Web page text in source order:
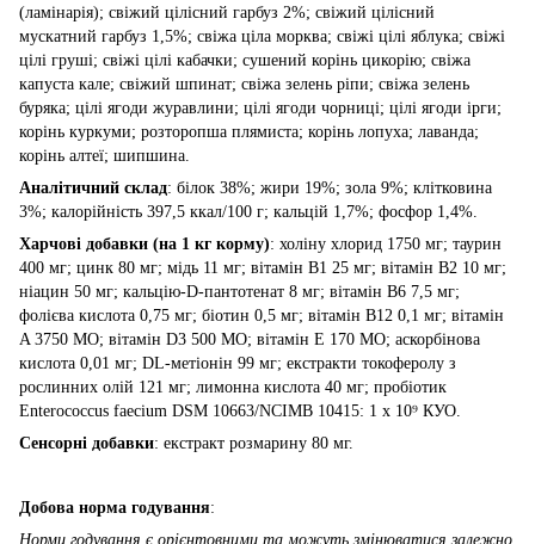
(ламінарія); свіжий цілісний гарбуз 2%; свіжий цілісний
мускатний гарбуз 1,5%; свіжа ціла морква; свіжі цілі яблука; свіжі
цілі груші; свіжі цілі кабачки; сушений корінь цикорію; свіжа
капуста кале; свіжий шпинат; свіжа зелень ріпи; свіжа зелень
буряка; цілі ягоди журавлини; цілі ягоди чорниці; цілі ягоди ірги;
корінь куркуми; розторопша плямиста; корінь лопуха; лаванда;
корінь алтеї; шипшина.
Аналітичний склад: білок 38%; жири 19%; зола 9%; клітковина
3%; калорійність 397,5 ккал/100 г; кальцій 1,7%; фосфор 1,4%.
Харчові добавки (на 1 кг корму): холіну хлорид 1750 мг; таурин
400 мг; цинк 80 мг; мідь 11 мг; вітамін B1 25 мг; вітамін B2 10 мг;
ніацин 50 мг; кальцію-D-пантотенат 8 мг; вітамін B6 7,5 мг;
фолієва кислота 0,75 мг; біотин 0,5 мг; вітамін B12 0,1 мг; вітамін
A 3750 МО; вітамін D3 500 МО; вітамін E 170 МО; аскорбінова
кислота 0,01 мг; DL-метіонін 99 мг; екстракти токоферолу з
рослинних олій 121 мг; лимонна кислота 40 мг; пробіотик
Enterococcus faecium DSM 10663/NCIMB 10415: 1 x 10⁹ КУО.
Сенсорні добавки: екстракт розмарину 80 мг.
Добова норма годування:
Норми годування є орієнтовними та можуть змінюватися залежно